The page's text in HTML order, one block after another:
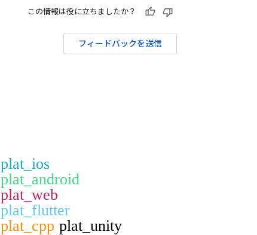
この情報は役に立ちましたか？
フィードバックを送信
plat_ios
plat_android
plat_web
plat_flutter
plat_cpp plat_unity